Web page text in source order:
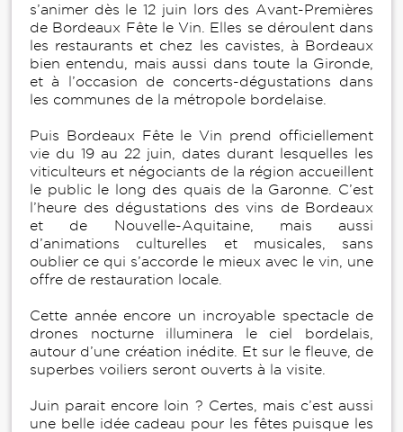
s’animer dès le 12 juin lors des Avant-Premières
de Bordeaux Fête le Vin. Elles se déroulent dans
les restaurants et chez les cavistes, à Bordeaux
bien entendu, mais aussi dans toute la Gironde,
et à l’occasion de concerts-dégustations dans
les communes de la métropole bordelaise.
Puis Bordeaux Fête le Vin prend officiellement
vie du 19 au 22 juin, dates durant lesquelles les
viticulteurs et négociants de la région accueillent
le public le long des quais de la Garonne. C’est
l’heure des dégustations des vins de Bordeaux
et de Nouvelle-Aquitaine, mais aussi
d’animations culturelles et musicales, sans
oublier ce qui s’accorde le mieux avec le vin, une
offre de restauration locale.
Cette année encore un incroyable spectacle de
drones nocturne illuminera le ciel bordelais,
autour d’une création inédite. Et sur le fleuve, de
superbes voiliers seront ouverts à la visite.
Juin parait encore loin ? Certes, mais c’est aussi
une belle idée cadeau pour les fêtes puisque les